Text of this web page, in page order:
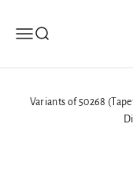
Öppna navigeringsmenyn
Öppna sök
Variants of 50268